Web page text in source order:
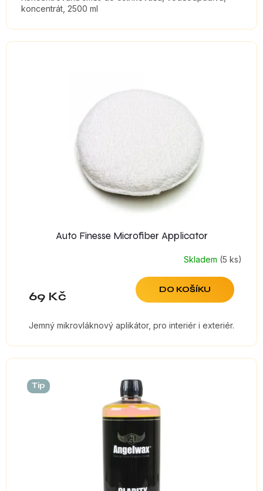
koncentrát, 2500 ml
Auto Finesse Microfiber Applicator
Skladem (5 ks)
69 Kč DO KOŠÍKU
Jemný mikrovláknový aplikátor, pro interiér i exteriér.
Tip